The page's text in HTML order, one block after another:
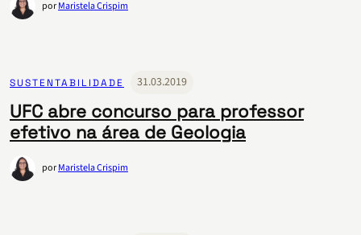
porMaristela Crispim
SUSTENTABILIDADE 31.03.2019
UFC abre concurso para professor
efetivo na área de Geologia
porMaristela Crispim